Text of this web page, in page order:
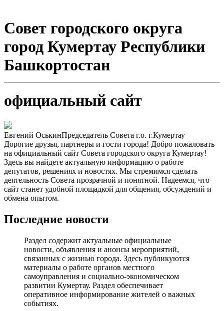
Совет городского округа
город Кумертау Республики
Башкортостан
официальный сайт
Евгений ОськинПредседатель Совета г.о. г.Кумертау
Дорогие друзья, партнеры и гости города! Добро пожаловать
на официальный сайт Совета городского округа Кумертау!
Здесь вы найдете актуальную информацию о работе
депутатов, решениях и новостях. Мы стремимся сделать
деятельность Совета прозрачной и понятной. Надеемся, что
сайт станет удобной площадкой для общения, обсуждений и
обмена опытом.
Последние новости
Раздел содержит актуальные официальные
новости, объявления и анонсы мероприятий,
связанных с жизнью города. Здесь публикуются
материалы о работе органов местного
самоуправления и социально-экономическом
развитии Кумертау. Раздел обеспечивает
оперативное информирование жителей о важных
событиях.